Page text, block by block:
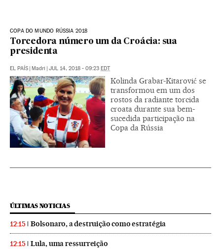
COPA DO MUNDO RÚSSIA 2018
Torcedora número um da Croácia: sua
presidenta
EL PAÍS Madri JUL 14, 2018 - 09:23 EDT
Kolinda Grabar-Kitarović se
transformou em um dos
rostos da radiante torcida
croata durante sua bem-
sucedida participação na
Copa da Rússia
ÚLTIMAS NOTICIAS
12:15 Bolsonaro, a destruição como estratégia
12:15 Lula, uma ressurreição